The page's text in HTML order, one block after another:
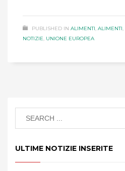
PUBLISHED IN ALIMENTI, ALIMENTI,
NOTIZIE, UNIONE EUROPEA
ULTIME NOTIZIE INSERITE